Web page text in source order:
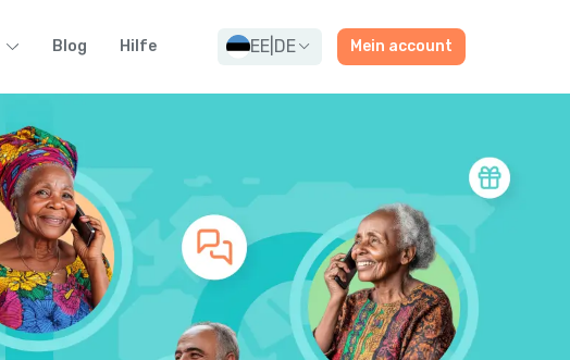
Blog Hilfe EE DE Mein account